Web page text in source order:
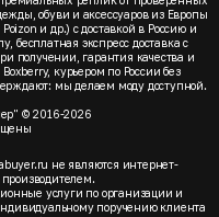
обуви и аксессуаров из Европы
и др.) с доставкой в Россию и
бесплатная экспресс доставка с
получении, гарантия качества и
курьером по России без
мы делаем моду доступной.
© 2016-2026
не являются интернет-
услуги по организации и
поручению клиента